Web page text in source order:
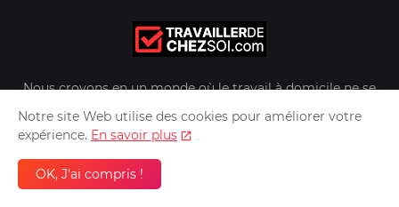
Nous croyons en un monde où le travail à domicile ne se
vie durable qui offre flexibilité, équilibre entre vie
professionnelle et vie personnelle, et opportunités de
croissance. Chez Travaillerdechezsoi.com, nous nous
engageons à faire de cette vision une réalité pour chacun
Notre site Web utilise des cookies pour améliorer votre
expérience. En savoir plus
OK, J'ai compris !